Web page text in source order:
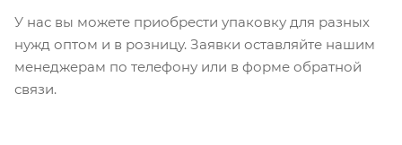
У нас вы можете приобрести упаковку для разных
нужд оптом и в розницу. Заявки оставляйте нашим
менеджерам по телефону или в форме обратной
связи.